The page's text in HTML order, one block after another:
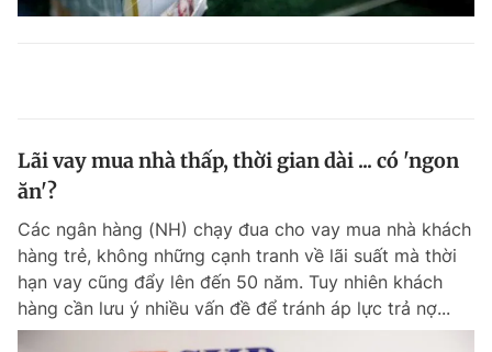
Lãi vay mua nhà thấp, thời gian dài ... có 'ngon
ăn'?
Các ngân hàng (NH) chạy đua cho vay mua nhà khách
hàng trẻ, không những cạnh tranh về lãi suất mà thời
hạn vay cũng đẩy lên đến 50 năm. Tuy nhiên khách
hàng cần lưu ý nhiều vấn đề để tránh áp lực trả nợ...